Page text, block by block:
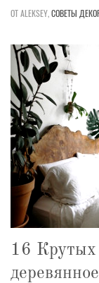
ОТ ALEKSEY,СОВЕТЫ
16 Крутых